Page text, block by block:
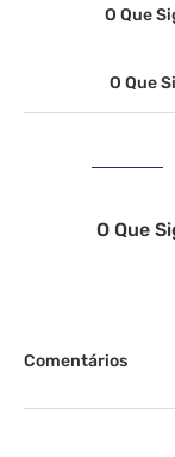
O Que
O Que
O Que
Comentários